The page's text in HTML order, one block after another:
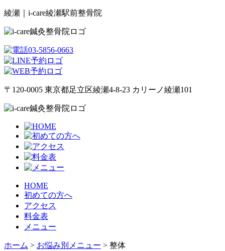
綾瀬｜i-care綾瀬駅前整骨院
〒120-0005 東京都足立区綾瀬4-8-23 カリーノ綾瀬101
HOME
初めての方へ
アクセス
料金表
メニュー
ホーム > お悩み別メニュー > 整体